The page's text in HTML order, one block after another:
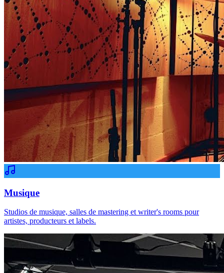
Musique
Studios de musique, salles de mastering et writer's rooms pour
artistes, producteurs et labels.